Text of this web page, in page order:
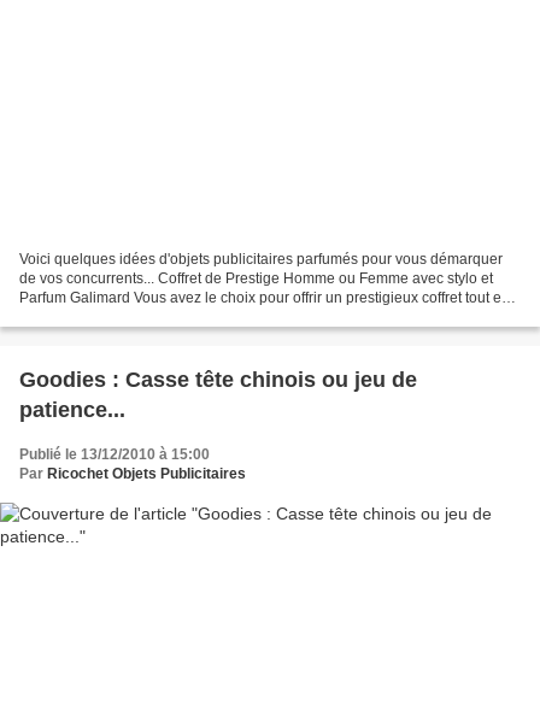
Voici quelques idées d'objets publicitaires parfumés pour vous démarquer
de vos concurrents... Coffret de Prestige Homme ou Femme avec stylo et
Parfum Galimard Vous avez le choix pour offrir un prestigieux coffret tout en
Goodies : Casse tête chinois ou jeu de
patience...
Publié le 13/12/2010 à 15:00
Par Ricochet Objets Publicitaires